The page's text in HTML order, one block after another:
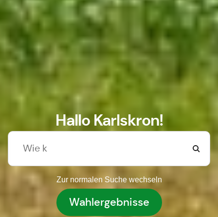
Hallo Karlskron!
Zur normalen Suche wechseln
Wahlergebnisse